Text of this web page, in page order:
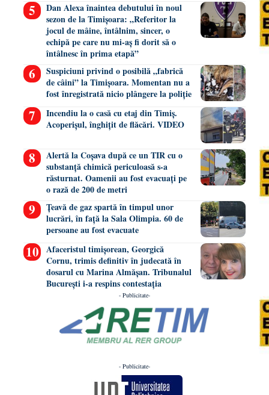
Dan Alexa înaintea debutului în noul
sezon de la Timișoara: „Referitor la
jocul de mâine, întâlnim, sincer, o
echipă pe care nu mi-aș fi dorit să o
întâlnesc în prima etapă”
Suspiciuni privind o posibilă „fabrică
de câini” la Timișoara. Momentan nu a
fost înregistrată nicio plângere la poliție
Incendiu la o casă cu etaj din Timiș.
Acoperișul, înghițit de flăcări. VIDEO
Alertă la Coșava după ce un TIR cu o
substanță chimică periculoasă s-a
răsturnat. Oamenii au fost evacuați pe
o rază de 200 de metri
Țeavă de gaz spartă în timpul unor
lucrări, în față la Sala Olimpia. 60 de
persoane au fost evacuate
Afaceristul timișorean, Georgică
Cornu, trimis definitiv în judecată în
dosarul cu Marina Almășan. Tribunalul
București i-a respins contestația
- Publicitate-
- Publicitate-